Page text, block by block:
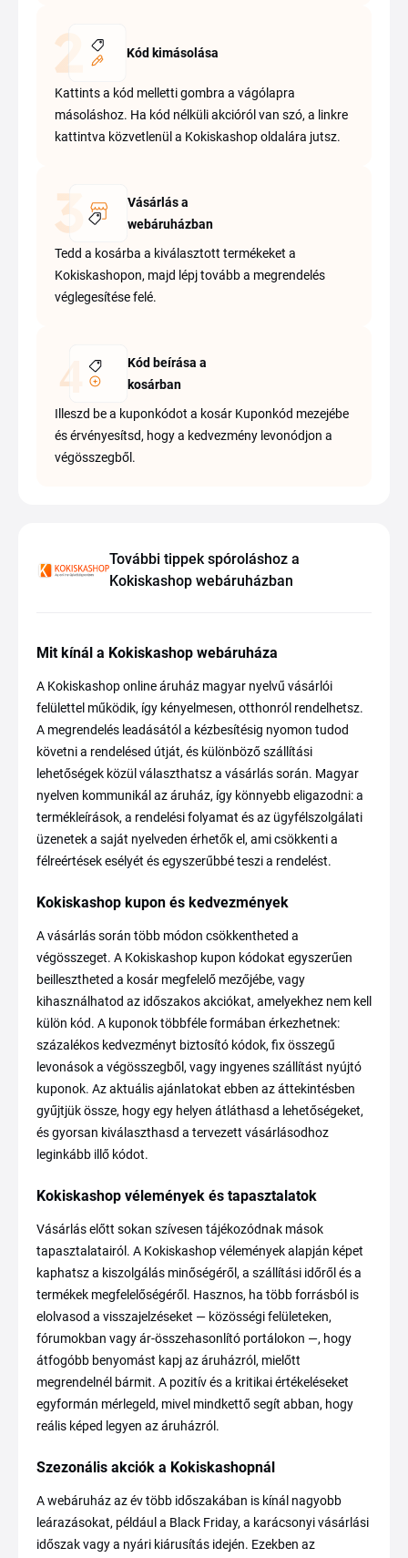
Kód kimásolása
Kattints a kód melletti gombra a vágólapra
másoláshoz. Ha kód nélküli akcióról van szó, a linkre
kattintva közvetlenül a Kokiskashop oldalára jutsz.
Vásárlás a
webáruházban
Tedd a kosárba a kiválasztott termékeket a
Kokiskashopon, majd lépj tovább a megrendelés
véglegesítése felé.
Kód beírása a
kosárban
Illeszd be a kuponkódot a kosár Kuponkód mezejébe
és érvényesítsd, hogy a kedvezmény levonódjon a
végösszegből.
További tippek spóroláshoz a
Kokiskashop webáruházban
Mit kínál a Kokiskashop webáruháza
A Kokiskashop online áruház magyar nyelvű vásárlói
felülettel működik, így kényelmesen, otthonról rendelhetsz.
A megrendelés leadásától a kézbesítésig nyomon tudod
követni a rendelésed útját, és különböző szállítási
lehetőségek közül választhatsz a vásárlás során. Magyar
nyelven kommunikál az áruház, így könnyebb eligazodni: a
termékleírások, a rendelési folyamat és az ügyfélszolgálati
üzenetek a saját nyelveden érhetők el, ami csökkenti a
félreértések esélyét és egyszerűbbé teszi a rendelést.
Kokiskashop kupon és kedvezmények
A vásárlás során több módon csökkentheted a
végösszeget. A Kokiskashop kupon kódokat egyszerűen
beillesztheted a kosár megfelelő mezőjébe, vagy
kihasználhatod az időszakos akciókat, amelyekhez nem kell
külön kód. A kuponok többféle formában érkezhetnek:
százalékos kedvezményt biztosító kódok, fix összegű
levonások a végösszegből, vagy ingyenes szállítást nyújtó
kuponok. Az aktuális ajánlatokat ebben az áttekintésben
gyűjtjük össze, hogy egy helyen átláthasd a lehetőségeket,
és gyorsan kiválaszthasd a tervezett vásárlásodhoz
leginkább illő kódot.
Kokiskashop vélemények és tapasztalatok
Vásárlás előtt sokan szívesen tájékozódnak mások
tapasztalatairól. A Kokiskashop vélemények alapján képet
kaphatsz a kiszolgálás minőségéről, a szállítási időről és a
termékek megfelelőségéről. Hasznos, ha több forrásból is
elolvasod a visszajelzéseket — közösségi felületeken,
fórumokban vagy ár-összehasonlító portálokon —, hogy
átfogóbb benyomást kapj az áruházról, mielőtt
megrendelnél bármit. A pozitív és a kritikai értékeléseket
egyformán mérlegeld, mivel mindkettő segít abban, hogy
reális képed legyen az áruházról.
Szezonális akciók a Kokiskashopnál
A webáruház az év több időszakában is kínál nagyobb
leárazásokat, például a Black Friday, a karácsonyi vásárlási
időszak vagy a nyári kiárusítás idején. Ezekben az